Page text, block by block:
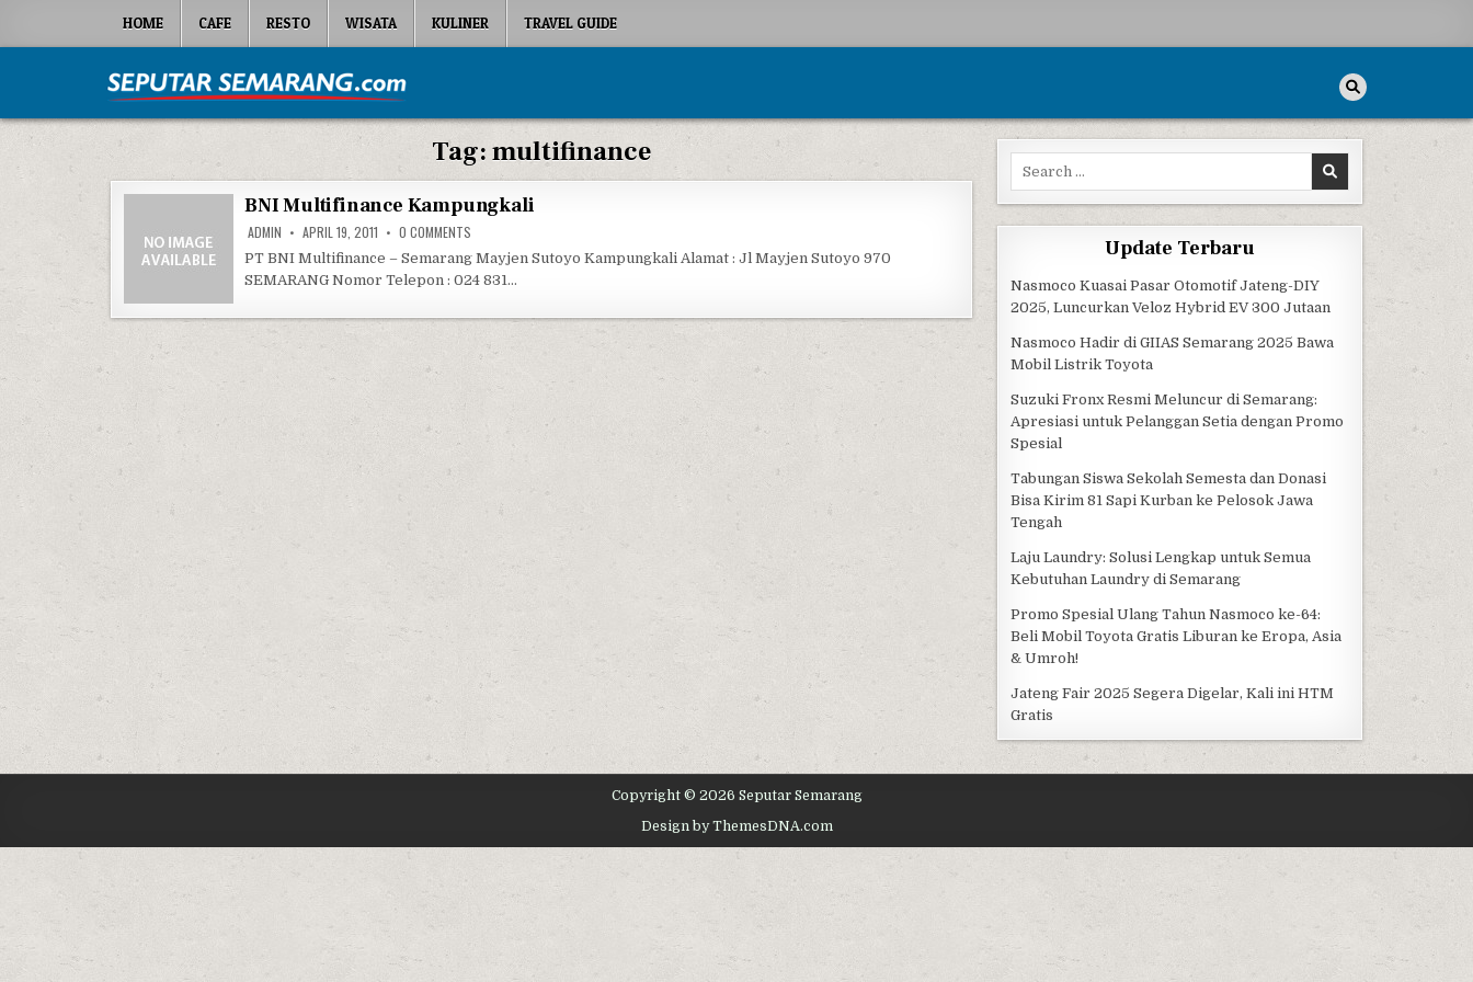
HOME CAFE RESTO WISATA KULINER TRAVEL GUIDE
Seputar Semarang
Tag:multifinance
BNI Multifinance Kampungkali
ADMIN APRIL 19, 2011 0 COMMENTS
PT BNI Multifinance – Semarang Mayjen Sutoyo Kampungkali Alamat : Jl Mayjen Sutoyo 970
SEMARANG Nomor Telepon : 024 831…
Search for:
Update Terbaru
Nasmoco Kuasai Pasar Otomotif Jateng-DIY
2025, Luncurkan Veloz Hybrid EV 300 Jutaan
Nasmoco Hadir di GIIAS Semarang 2025 Bawa
Mobil Listrik Toyota
Suzuki Fronx Resmi Meluncur di Semarang:
Apresiasi untuk Pelanggan Setia dengan Promo
Spesial
Tabungan Siswa Sekolah Semesta dan Donasi
Bisa Kirim 81 Sapi Kurban ke Pelosok Jawa
Tengah
Laju Laundry: Solusi Lengkap untuk Semua
Kebutuhan Laundry di Semarang
Promo Spesial Ulang Tahun Nasmoco ke-64:
Beli Mobil Toyota Gratis Liburan ke Eropa, Asia
& Umroh!
Jateng Fair 2025 Segera Digelar, Kali ini HTM
Gratis
Copyright © 2026 Seputar Semarang
Design by ThemesDNA.com